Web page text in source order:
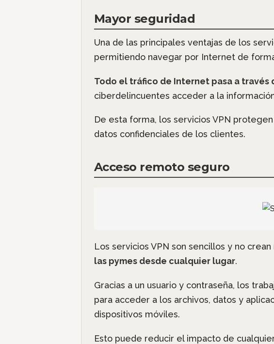
Mayor seguridad
Una de las principales ventajas de los
permitiendo navegar por Internet de
Todo el tráfico de Internet pasa a través
ciberdelincuentes acceder a la
De esta forma, los servicios VPN
datos confidenciales de los clientes.
Acceso remoto seguro
Los servicios VPN son sencillos y no
las pymes desde cualquier lugar.
Gracias a un usuario y contraseña, los
para acceder a los archivos, datos y
dispositivos móviles.
Esto puede reducir el impacto de